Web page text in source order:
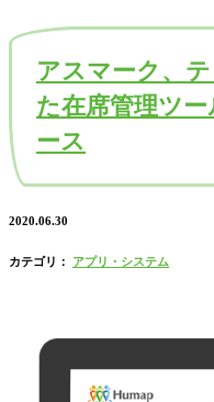
アスマーク、
た在席管理ツ
ース
2020.06.30
カテゴリ： アプリ・システム